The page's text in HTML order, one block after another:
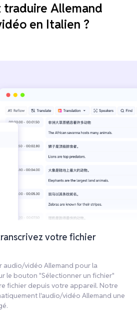
traduire Allemand
en Italien ?
votre fichier
audio/vidéo Allemand pour la
le bouton "Sélectionner un fichier"
fichier depuis votre appareil. Notre
l'audio/vidéo Allemand une